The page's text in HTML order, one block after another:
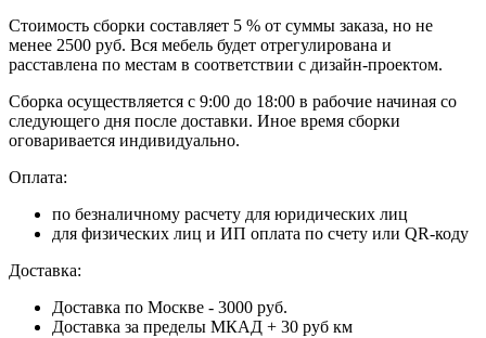
Стоимость сборки составляет 5 % от суммы заказа, но не
менее 2500 руб. Вся мебель будет отрегулирована и
расставлена по местам в соответствии с дизайн-проектом.
Сборка осуществляется с 9:00 до 18:00 в рабочие начиная со
следующего дня после доставки. Иное время сборки
оговаривается индивидуально.
Оплата:
по безналичному расчету для юридических лиц
для физических лиц и ИП оплата по счету или QR-коду
Доставка:
Доставка по Москве - 3000 руб.
Доставка за пределы МКАД + 30 руб км